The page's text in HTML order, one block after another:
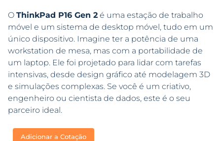
O ThinkPad P16 Gen 2 é uma estação de trabalho
móvel e um sistema de desktop móvel, tudo em um
único dispositivo. Imagine ter a potência de uma
workstation de mesa, mas com a portabilidade de
um laptop. Ele foi projetado para lidar com tarefas
intensivas, desde design gráfico até modelagem 3D
e simulações complexas. Se você é um criativo,
engenheiro ou cientista de dados, este é o seu
parceiro ideal.
Adicionar a Cotação